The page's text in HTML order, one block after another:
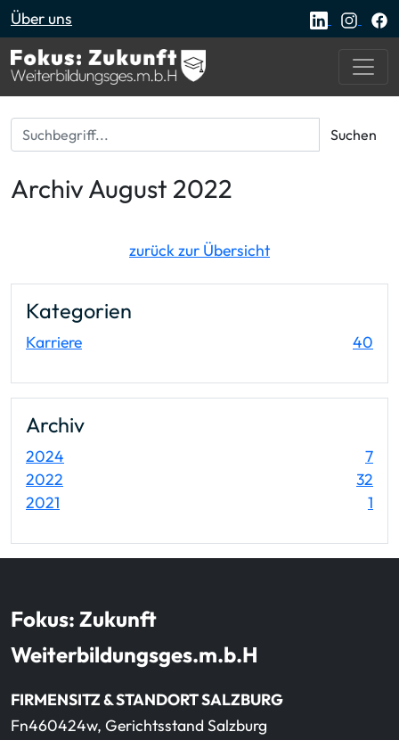
Über uns
Suchbegriff... Suchen
Archiv August 2022
zurück zur Übersicht
Kategorien
Karriere 40
Archiv
2024 7
2022
32
2021
1
Fokus: Zukunft
Weiterbildungsges.m.b.H
FIRMENSITZ & STANDORT SALZBURG
Fn460424w, Gerichtsstand Salzburg